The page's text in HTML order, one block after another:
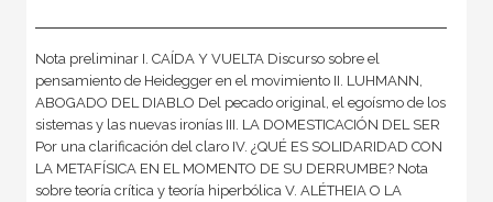
Nota preliminar I. CAÍDA Y VUELTA Discurso sobre el
pensamiento de Heidegger en el movimiento II. LUHMANN,
ABOGADO DEL DIABLO Del pecado original, el egoísmo de los
sistemas y las nuevas ironías III. LA DOMESTICACIÓN DEL SER
Por una clarificación del claro IV. ¿QUÉ ES SOLIDARIDAD CON
LA METAFÍSICA EN EL MOMENTO DE SU DERRUMBE? Nota
sobre teoría crítica y teoría hiperbólica V. ALÉTHEIA O LA